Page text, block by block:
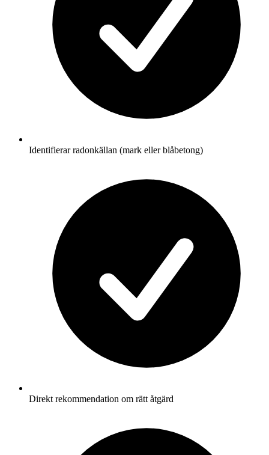
Identifierar radonkällan (mark eller blåbetong)
Direkt rekommendation om rätt åtgärd